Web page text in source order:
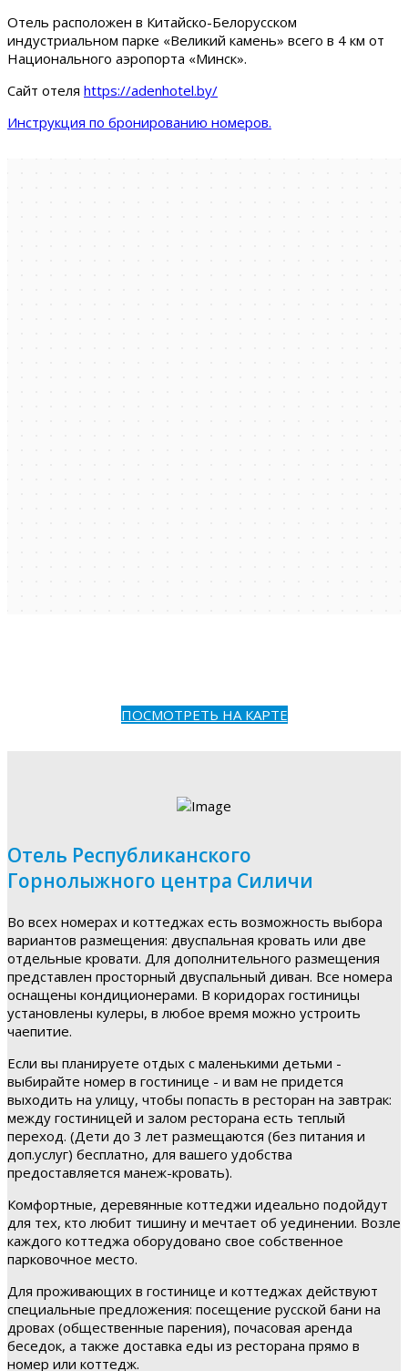
Отель расположен в Китайско-Белорусском
индустриальном парке «Великий камень» всего в 4 км от
Национального аэропорта «Минск».
Сайт отеля https://adenhotel.by/
Инструкция по бронированию номеров.
ПОСМОТРЕТЬ НА КАРТЕ
Отель Республиканского
Горнолыжного центра Силичи
Во всех номерах и коттеджах есть возможность выбора
вариантов размещения: двуспальная кровать или две
отдельные кровати. Для дополнительного размещения
представлен просторный двуспальный диван. Все номера
оснащены кондиционерами. В коридорах гостиницы
установлены кулеры, в любое время можно устроить
чаепитие.
Если вы планируете отдых с маленькими детьми -
выбирайте номер в гостинице - и вам не придется
выходить на улицу, чтобы попасть в ресторан на завтрак:
между гостиницей и залом ресторана есть теплый
переход. (Дети до 3 лет размещаются (без питания и
доп.услуг) бесплатно, для вашего удобства
предоставляется манеж-кровать).
Комфортные, деревянные коттеджи идеально подойдут
для тех, кто любит тишину и мечтает об уединении. Возле
каждого коттеджа оборудовано свое собственное
парковочное место.
Для проживающих в гостинице и коттеджах действуют
специальные предложения: посещение русской бани на
дровах (общественные парения), почасовая аренда
беседок, а также доставка еды из ресторана прямо в
номер или коттедж.